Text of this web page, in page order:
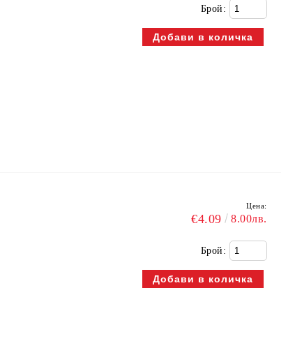
Брой:
Цена:
€4.09 8.00лв.
Брой: